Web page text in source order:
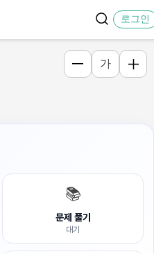
로그인
가
📚
문제 풀기
대기